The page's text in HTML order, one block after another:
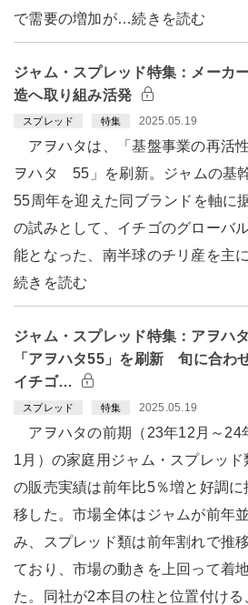
で需要の増加が…続きを読む
ジャム・スプレッド特集：メーカ
造へ取り組み活発
スプレッド 特集 2025.05.19
アヲハタは、「基盤事業の再活
ヲハタ 55」を刷新。ジャムの基
55周年を迎えた同ブランドを軸に
の試みとして、イチゴのグローバ
能となった、南半球のチリ産を主
続きを読む
ジャム・スプレッド特集：アヲハ
「アヲハタ55」を刷新 旬に合わ
イチゴ…
スプレッド 特集 2025.05.19
アヲハタの前期（23年12月～24
1月）の家庭用ジャム・スプレッド
の販売実績は前年比5％増と好調に
移した。市場全体はジャムが前年並
み、スプレッド類は前年割れで推
ており、市場の動きを上回って着
た。同社が2本目の柱と位置付ける